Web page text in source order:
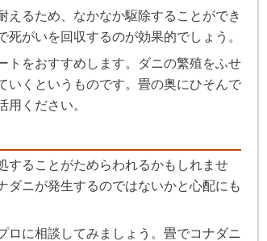
えるため、なかなか駆除することができ
がいを回収するのが効果的でしょう。
トをおすすめします。ダニの繁殖をふせ
いくというものです。畳の奥にひそんで
ください。
することがためらわれるかもしれませ
ダニが発生するのではないかと心配にも
ロに相談してみましょう。畳でコナダニ